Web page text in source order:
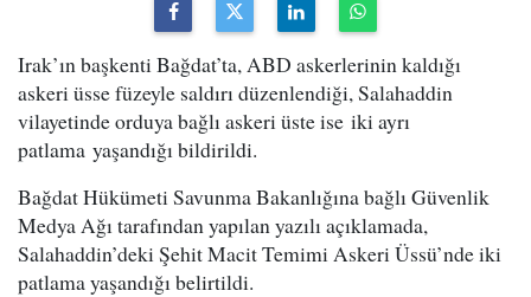
Irak’ın başkenti Bağdat’ta, ABD askerlerinin kaldığı
askeri üsse füzeyle saldırı düzenlendiği, Salahaddin
vilayetinde orduya bağlı askeri üste ise iki ayrı
patlama yaşandığı bildirildi.
Bağdat Hükümeti Savunma Bakanlığına bağlı Güvenlik
Medya Ağı tarafından yapılan yazılı açıklamada,
Salahaddin’deki Şehit Macit Temimi Askeri Üssü’nde iki
patlama yaşandığı belirtildi.